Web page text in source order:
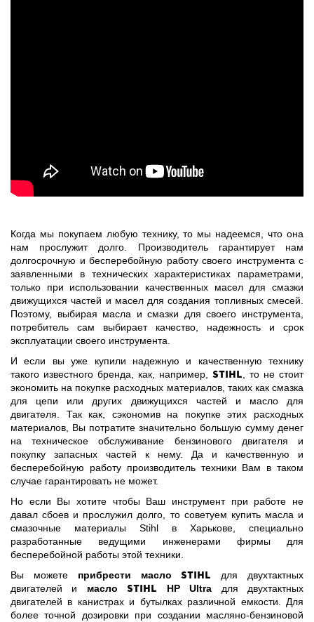
Когда мы покупаем любую технику, то мы надеемся, что она
нам прослужит долго. Производитель гарантирует нам
долгосрочную и бесперебойную работу своего инструмента с
заявленными в технических характеристиках параметрами,
только при использовании качественных масел для смазки
движущихся частей и масел для создания топливных смесей.
Поэтому, выбирая масла и смазки для своего инструмента,
потребитель сам выбирает качество, надежность и срок
эксплуатации своего инструмента.
И если вы уже купили надежную и качественную технику
такого известного бренда, как, например, Stihl, то не стоит
экономить на покупке расходных материалов, таких как смазка
для цепи или других движущихся частей и масло для
двигателя. Так как, сэкономив на покупке этих расходных
материалов, Вы потратите значительно большую сумму денег
на техническое обслуживание бензинового двигателя и
покупку запасных частей к нему. Да и качественную и
бесперебойную работу производитель техники Вам в таком
случае гарантировать не может.
Но если Вы хотите чтобы Ваш инструмент при работе не
давал сбоев и прослужил долго, то советуем купить масла и
смазочные материалы Stihl в Харькове, специально
разработанные ведущими инженерами фирмы для
бесперебойной работы этой техники.
Вы можете прибрести маслоStihl для двухтактных
двигателей и маслоStihl HP Ultra для двухтактных
двигателей в канистрах и бутылках различной емкости. Для
более точной дозировки при создании масляно-бензиновой